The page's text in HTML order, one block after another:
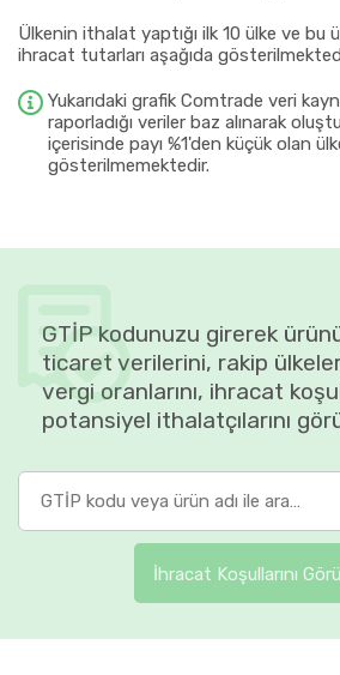
Ülkenin ithalat yaptığı ilk 10 ülke ve bu
ihracat tutarları aşağıda
Yukarıdaki grafik Comtrade veri
raporladığı veriler baz alınarak
içerisinde payı %1'den küçük olan
gösterilmemektedir.
GTİP kodunuzu girerek
ticaret verilerini, rakip
vergi oranlarını, ihracat
potansiyel ithalatçılarını
İhracat Koşullarını